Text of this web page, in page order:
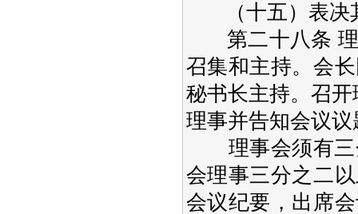
（十五）表决
第二十八条 理
召集和主持。会
秘书长主持。召
理事并告知会议议
理事会须有三
会理事三分之二
会议纪要，出席